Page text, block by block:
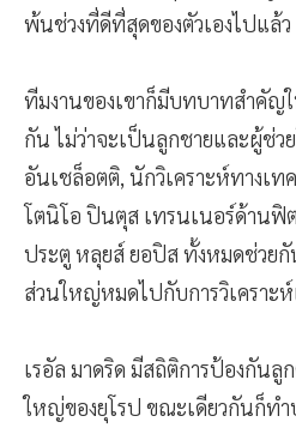
พ้นช่วงที่ดีที่สุดของตัวเองไปแล้ว
ทีมงานของเขาก็มีบทบาทสำคัญ
กัน ไม่ว่าจะเป็นลูกชายและผู้ช่วย
อันเชล็อตติ, นักวิเคราะห์ทางเท
โตนิโอ ปินตุส เทรนเนอร์ด้านฟิ
ประตู หลุยส์ ยอปิส ทั้งหมดช่วยกั
ส่วนใหญ่หมดไปกับการวิเครา
เรอัล มาดริด มีสถิติการป้องกันลู
ใหญ่ของยุโรป ขณะเดียวกันก็ท